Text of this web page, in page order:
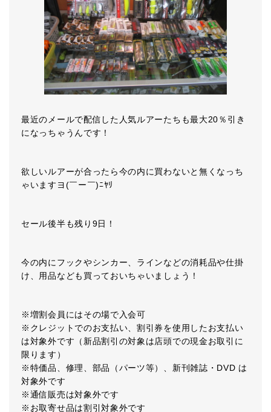
最近のメールで配信した人気ルアーたちも最大20％引き
になっちゃうんです！
欲しいルアーが合ったら今の内に買わないと無くなっち
ゃいますヨ(￣ー￣)ﾆﾔﾘ
セール後半も残り9日！
今の内にフックやシンカー、ラインなどの消耗品や仕掛
け、用品なども買っておいちゃいましょう！
※増割会員にはその場で入会可
※クレジットでのお支払い、割引券を使用したお支払い
は対象外です（新品割引の対象は店頭での現金お取引に
限ります）
※特価品、修理、部品（パーツ等）、新刊雑誌・DVD は
対象外です
※通信販売は対象外です
※お取寄せ品は割引対象外です